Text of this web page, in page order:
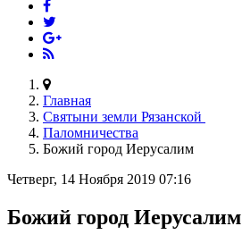
Главная
Святыни земли Рязанской
Паломничества
Божий город Иерусалим
Четверг, 14 Ноября 2019 07:16
Божий город Иерусалим